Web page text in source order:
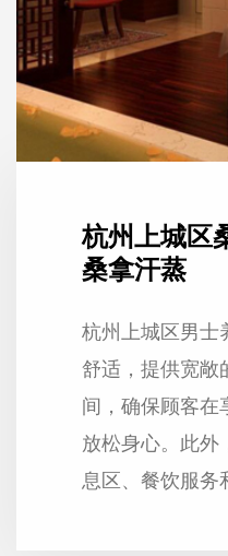
杭州上城区
桑拿汗蒸
杭州上城区男士
舒适，提供宽敞
间，确保顾客在
放松身心。此外
息区、餐饮服务